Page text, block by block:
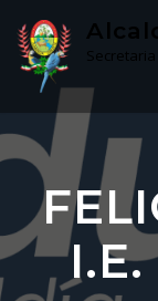
content
I.E.